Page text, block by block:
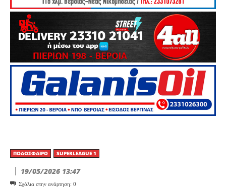
ΠΟΔΌΣΦΑΙΡΟ SUPERLEAGUE 1
19/05/2026 13:47
Σχόλια στην ανάρτηση: 0